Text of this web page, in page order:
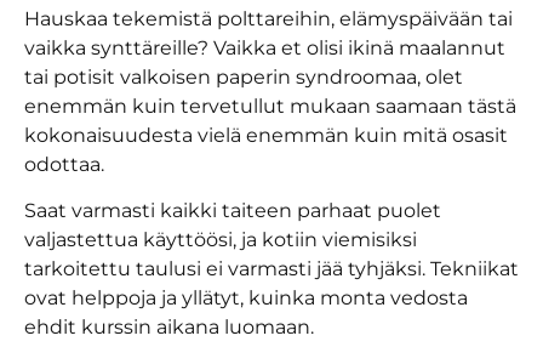
Hauskaa tekemistä polttareihin, elämyspäivään tai
vaikka synttäreille? Vaikka et olisi ikinä maalannut
tai potisit valkoisen paperin syndroomaa, olet
enemmän kuin tervetullut mukaan saamaan tästä
kokonaisuudesta vielä enemmän kuin mitä osasit
odottaa.
Saat varmasti kaikki taiteen parhaat puolet
valjastettua käyttöösi, ja kotiin viemisiksi
tarkoitettu taulusi ei varmasti jää tyhjäksi. Tekniikat
ovat helppoja ja yllätyt, kuinka monta vedosta
ehdit kurssin aikana luomaan.